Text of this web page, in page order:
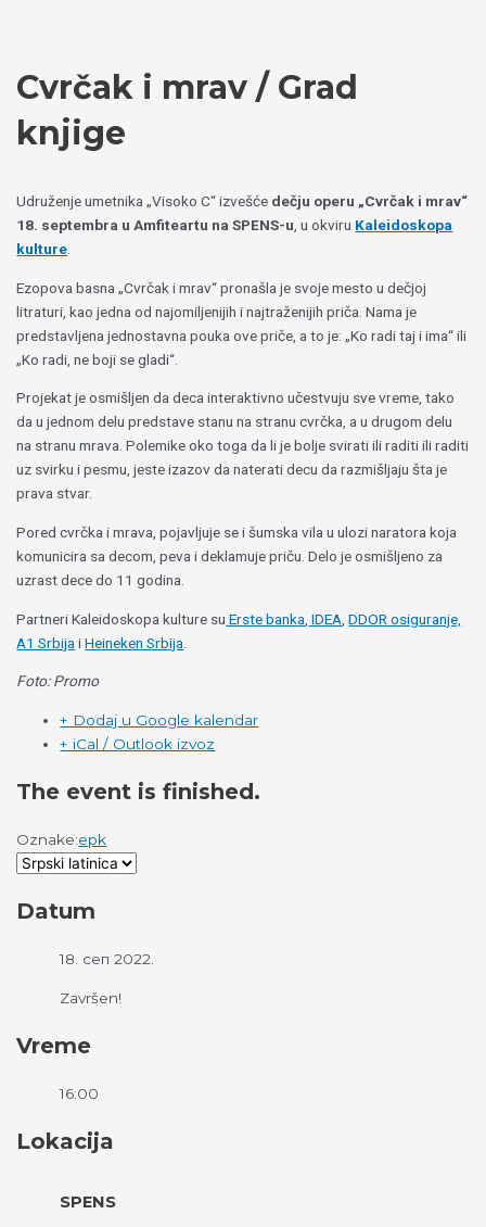
Cvrčak i mrav / Grad
knjige
Udruženje umetnika „Visoko C“ izvešće dečju operu „Cvrčak i mrav“
18. septembra u Amfiteartu na SPENS-u , u okviru Kaleidoskopa
kulture
Ezopova basna „Cvrčak i mrav“ pronašla je svoje mesto u dečjoj
litraturi, kao jedna od najomiljenijih i najtraženijih priča. Nama je
predstavljena jednostavna pouka ove priče, a to je: „Ko radi taj i ima“ ili
„Ko radi, ne boji se gladi“.
Projekat je osmišljen da deca interaktivno učestvuju sve vreme, tako
da u jednom delu predstave stanu na stranu cvrčka, a u drugom delu
na stranu mrava. Polemike oko toga da li je bolje svirati ili raditi ili raditi
uz svirku i pesmu, jeste izazov da naterati decu da razmišljaju šta je
prava stvar.
Pored cvrčka i mrava, pojavljuje se i šumska vila u ulozi naratora koja
komunicira sa decom, peva i deklamuje priču. Delo je osmišljeno za
uzrast dece do 11 godina.
Partneri Kaleidoskopa kulture su Erste banka IDEA ,DDOR osiguranje,
A1 Srbija iHeineken Srbija
Foto: Promo
+ Dodaj u Google kalendar
+ iCal / Outlook izvoz
The event is finished.
Oznake:epk
Datum
18. сеп 2022.
Završen!
Vreme
16:00
Lokacija
SPENS